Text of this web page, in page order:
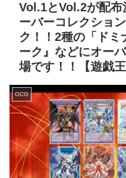
Vol.1とVol.2が配布
ーバーコレクショ
ク！！2種の「ドミ
ーク』などにオー
場です！！【遊戯王
OCG